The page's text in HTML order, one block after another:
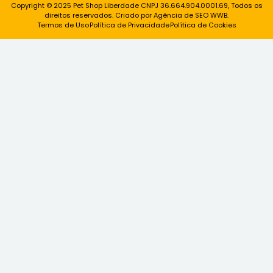
Copyright © 2025 Pet Shop Liberdade CNPJ 36.664.904.0001.69, Todos os
direitos reservados. Criado por Agência de SEO WWB.
Termos de UsoPolítica de PrivacidadePolítica de Cookies